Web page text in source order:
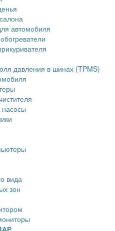
автомобиля
давления в шинах (TPMS)
насосы
вида
зон